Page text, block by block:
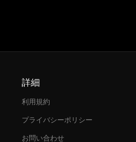
詳細
利用規約
プライバシーポリシー
お問い合わせ